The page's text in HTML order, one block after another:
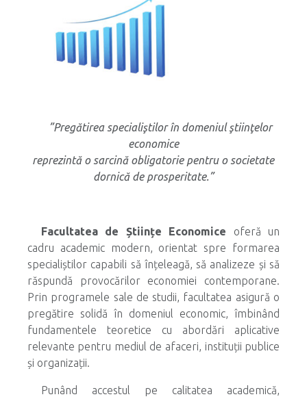
”Pregătirea specialiştilor în domeniul ştiinţelor
economice
reprezintă o sarcină obligatorie pentru o societate
dornică de prosperitate.”
Facultatea de Științe Economice oferă un
cadru academic modern, orientat spre formarea
specialiștilor capabili să înțeleagă, să analizeze și să
răspundă provocărilor economiei contemporane.
Prin programele sale de studii, facultatea asigură o
pregătire solidă în domeniul economic, îmbinând
fundamentele teoretice cu abordări aplicative
relevante pentru mediul de afaceri, instituții publice
și organizații.
Punând accestul pe calitatea academică,